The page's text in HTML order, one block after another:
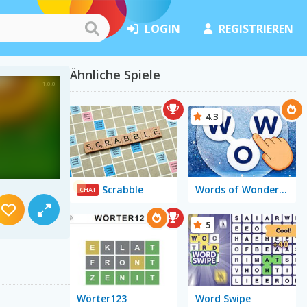
LOGIN REGISTRIEREN
Ähnliche Spiele
CHAT Scrabble Words of Wonders - WOW
4.3
Wörter123 Word Swipe
5